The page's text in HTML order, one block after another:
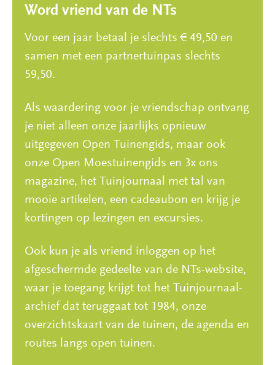
Word vriend van de NTs
Voor een jaar betaal je slechts € 49,50 en
samen met een partnertuinpas slechts
59,50.
Als waardering voor je vriendschap ontvang
je niet alleen onze jaarlijks opnieuw
uitgegeven Open Tuinengids, maar ook
onze Open Moestuinengids en 3x ons
magazine, het Tuinjournaal met tal van
mooie artikelen, een cadeaubon en krijg je
kortingen op lezingen en excursies.
Ook kun je als vriend inloggen op het
afgeschermde gedeelte van de NTs-website,
waar je toegang krijgt tot het Tuinjournaal-
archief dat teruggaat tot 1984, onze
overzichtskaart van de tuinen, de agenda en
routes langs open tuinen.